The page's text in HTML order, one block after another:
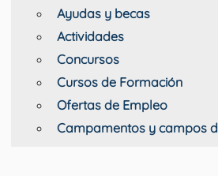
Ayudas y becas
Actividades
Concursos
Cursos de Formación
Ofertas de Empleo
Campamentos y campos